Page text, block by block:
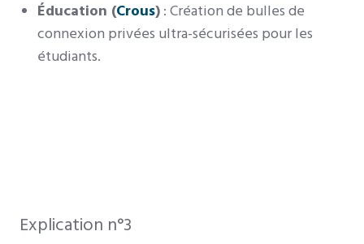
Éducation (Crous): Création de bulles de
connexion privées ultra-sécurisées pour les
étudiants.
Explication n°3